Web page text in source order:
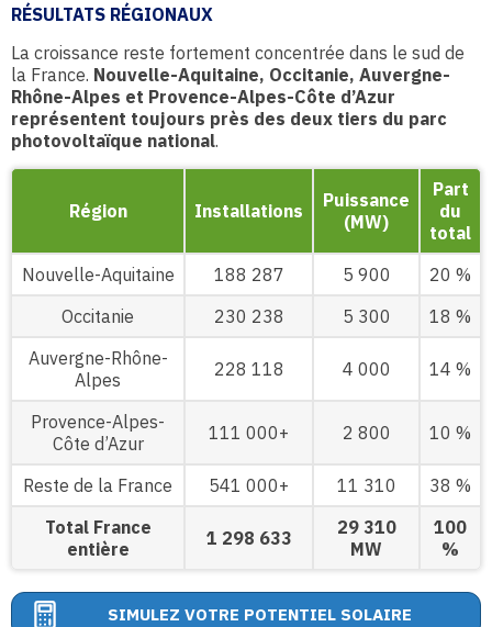
RÉSULTATS RÉGIONAUX
La croissance reste fortement concentrée dans le sud de
la France. Nouvelle-Aquitaine, Occitanie, Auvergne-
Rhône-Alpes et Provence-Alpes-Côte d’Azur
représentent toujours près des deux tiers du parc
photovoltaïque national.
Région Installations
Puissance
(MW)
Part
du
total
Nouvelle-Aquitaine
188 287 5 900
20 %
Occitanie
230 238 5 300
18 %
Auvergne-Rhône-
Alpes
228 118 4 000 14 %
Provence-Alpes-
Côte d’Azur
111 000+ 2 800 10 %
Reste de la France 541 000+ 11 310
38 %
Total France
entière
1 298 633
29 310
MW
100
%
SIMULEZ VOTRE POTENTIEL SOLAIRE